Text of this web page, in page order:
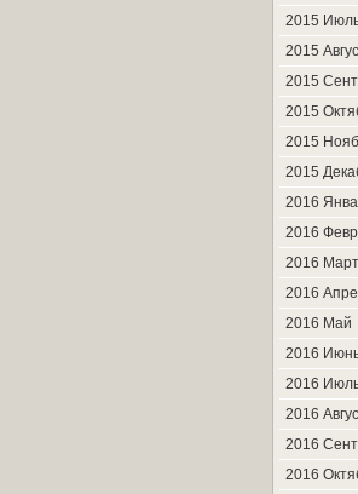
2015
2015
2015
2015
2015
2015
2016
2016
2016 Март
2016
2016 Май
2016
2016
2016
2016
2016